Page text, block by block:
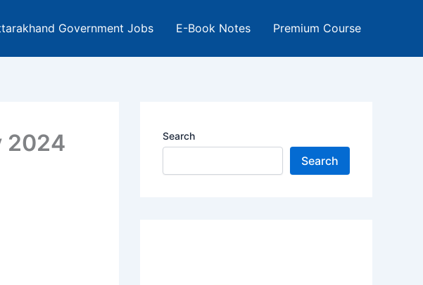
Government Jobs E-Book Notes Premium Course
2024
Search
Search